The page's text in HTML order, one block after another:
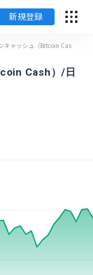
新規登録
キャッシュ（Bitcoin Cas
Cash）/日